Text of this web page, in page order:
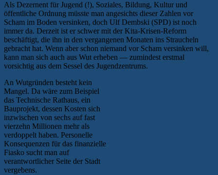
Als Dezernent für Jugend (!), Soziales, Bildung, Kultur und
öffentliche Ordnung müsste man angesichts dieser Zahlen vor
Scham im Boden versinken, doch Ulf Dembski (SPD) ist noch
immer da. Derzeit ist er schwer mit der Kita-Krisen-Reform
beschäftigt, die ihn in den vergangenen Monaten ins Straucheln
gebracht hat. Wenn aber schon niemand vor Scham versinken will,
kann man sich auch aus Wut erheben — zumindest erstmal
vorsichtig aus dem Sessel des Jugendzentrums.
An Wutgründen besteht kein
Mangel. Da wäre zum Beispiel
das Technische Rathaus, ein
Bauprojekt, dessen Kosten sich
inzwischen von sechs auf fast
vierzehn Millionen mehr als
verdoppelt haben. Personelle
Konsequenzen für das finanzielle
Fiasko sucht man auf
verantwortlicher Seite der Stadt
vergebens.